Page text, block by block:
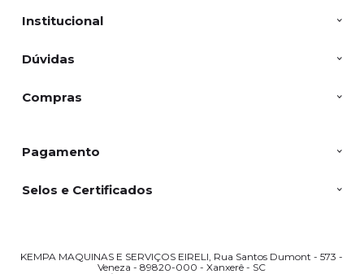
Institucional
Dúvidas
Compras
Pagamento
Selos e Certificados
KEMPA MAQUINAS E SERVIÇOS EIRELI, Rua Santos Dumont - 573 -
Veneza - 89820-000 - Xanxerê - SC